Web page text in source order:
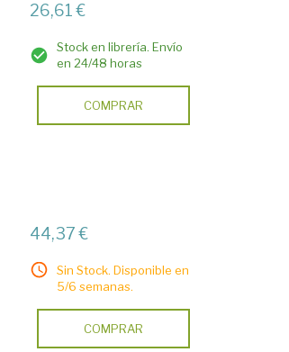
26,61 €
Stock en librería. Envío
en 24/48 horas
COMPRAR
44,37 €
Sin Stock. Disponible en
5/6 semanas.
COMPRAR